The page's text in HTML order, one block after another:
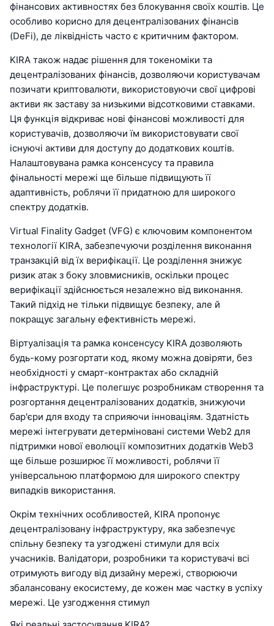
фінансових активностях без блокування своїх коштів. Це
особливо корисно для децентралізованих фінансів
(DeFi), де ліквідність часто є критичним фактором.
KIRA також надає рішення для токеноміки та
децентралізованих фінансів, дозволяючи користувачам
позичати криптовалюти, використовуючи свої цифрові
активи як заставу за низькими відсотковими ставками.
Ця функція відкриває нові фінансові можливості для
користувачів, дозволяючи їм використовувати свої
існуючі активи для доступу до додаткових коштів.
Налаштовувана рамка консенсусу та правила
фінальності мережі ще більше підвищують її
адаптивність, роблячи її придатною для широкого
спектру додатків.
Virtual Finality Gadget (VFG) є ключовим компонентом
технології KIRA, забезпечуючи розділення виконання
транзакцій від їх верифікації. Це розділення знижує
ризик атак з боку зловмисників, оскільки процес
верифікації здійснюється незалежно від виконання.
Такий підхід не тільки підвищує безпеку, але й
покращує загальну ефективність мережі.
Віртуалізація та рамка консенсусу KIRA дозволяють
будь-кому розгортати код, якому можна довіряти, без
необхідності у смарт-контрактах або складній
інфраструктурі. Це полегшує розробникам створення та
розгортання децентралізованих додатків, знижуючи
бар'єри для входу та сприяючи інноваціям. Здатність
мережі інтегрувати детерміновані системи Web2 для
підтримки нової еволюції композитних додатків Web3
ще більше розширює її можливості, роблячи її
універсальною платформою для широкого спектру
випадків використання.
Окрім технічних особливостей, KIRA пропонує
децентралізовану інфраструктуру, яка забезпечує
спільну безпеку та узгоджені стимули для всіх
учасників. Валідатори, розробники та користувачі всі
отримують вигоду від дизайну мережі, створюючи
збалансовану екосистему, де кожен має частку в успіху
мережі. Це узгодження стимул